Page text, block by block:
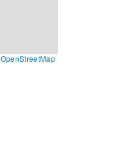
OpenStreetMap